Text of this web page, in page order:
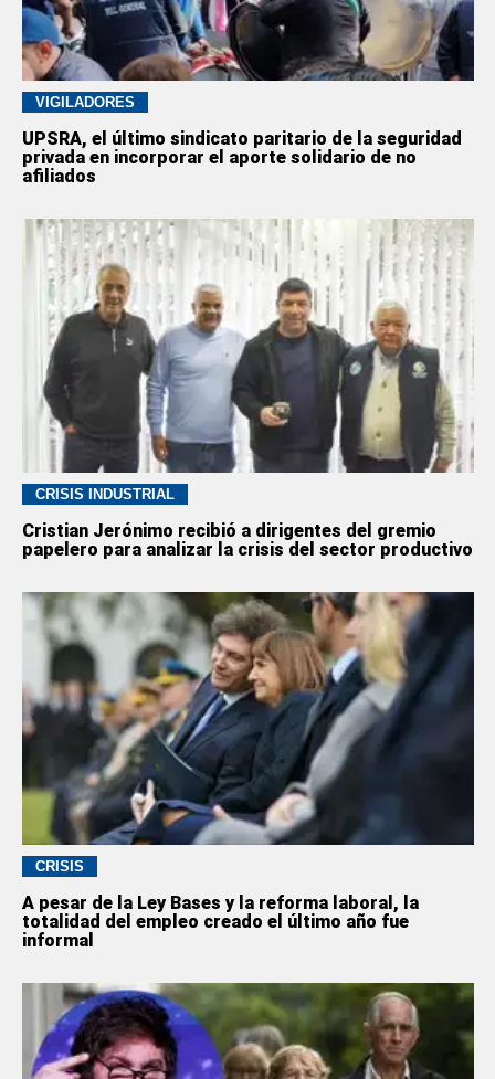
VIGILADORES
UPSRA, el último sindicato paritario de la seguridad
privada en incorporar el aporte solidario de no
afiliados
CRISIS INDUSTRIAL
Cristian Jerónimo recibió a dirigentes del gremio
papelero para analizar la crisis del sector productivo
CRISIS
A pesar de la Ley Bases y la reforma laboral, la
totalidad del empleo creado el último año fue
informal